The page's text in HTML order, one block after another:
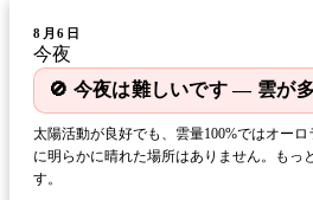
8月6日
今夜
🚫 今夜は難しいです — 雲が
太陽活動が良好でも、雲量100%ではオー
に明らかに晴れた場所はありません。もっ
す。